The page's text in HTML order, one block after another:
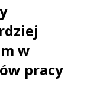
w
pracy